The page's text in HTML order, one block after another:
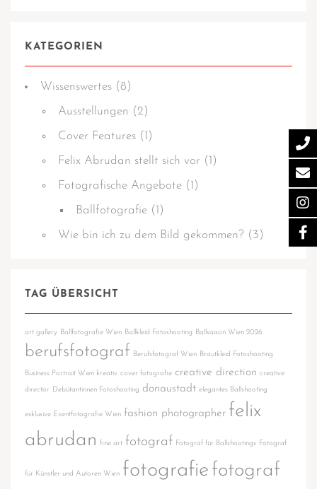
KATEGORIEN
Wissens­­wertes (8)
Ausstellungen (2)
Cover Features (1)
Felix Abrudan stellt sich vor (1)
Fotografische Angebote (1)
Ballfotografie (1)
Wie bin ich zu dem Bild gekommen? (3)
TAG ÜBERSICHT
art gallery Ballfotografie Wien Ballkleid Fotoshooting Ballsaison Wien 2026
berufsfotograf Berufsfotograf Wien Brautkleid Fotoshooting
Business Portrait Wien kreativ cover fotografie creative direction creative
director Debütantinnen Fotoshooting donaustadt elegantes Ballshooting
exklusive Eventfotografie Wien fashion photographer felix
abrudan
fine art fotograf Fotograf für Ballshootings Fotograf
für Künstler und Autoren Wien fotografie fotograf